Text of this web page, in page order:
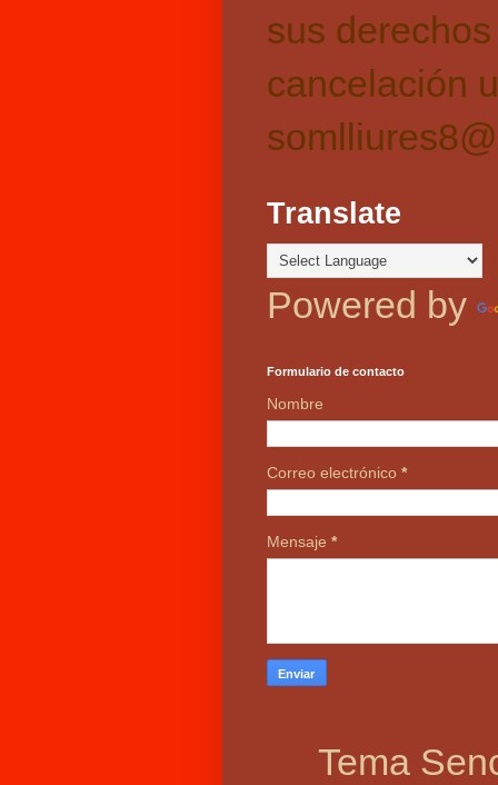
sus
cancelación
Translate
Powered by
Formulario de contacto
Nombre
Correo electrónico *
Mensaje *
Tema